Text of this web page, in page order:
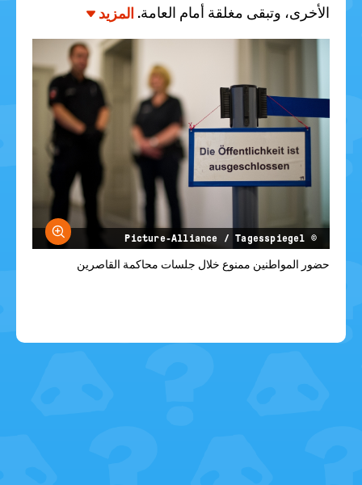
الأخرى، وتبقى مغلقة أمام العامة. المزيد
© Picture-Alliance / Tagesspiegel
حضور المواطنين ممنوع خلال جلسات محاكمة القاصرين